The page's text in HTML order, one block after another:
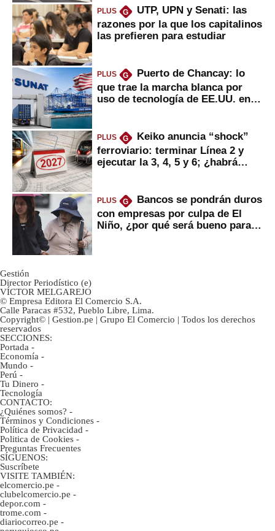
PLUS G
UTP, UPN y Senati: las
razones por la que los capitalinos
las prefieren para estudiar
PLUS G
Puerto de Chancay: lo
que trae la marcha blanca por
uso de tecnología de EE.UU. en
PLUS G
Keiko anuncia “shock”
ferroviario: terminar Línea 2 y
ejecutar la 3, 4, 5 y 6; ¿habrá
PLUS G
Bancos se pondrán duros
con empresas por culpa de El
Niño, ¿por qué será bueno para
Gestión
Director Periodístico (e)
VÍCTOR MELGAREJO
© Empresa Editora El Comercio S.A.
Calle Paracas #532, Pueblo Libre, Lima.
Copyright© | Gestion.pe | Grupo El Comercio | Todos los derechos
reservados
SECCIONES:
Portada -
Economía -
Mundo -
Perú -
Tu Dinero -
Tecnología
CONTACTO:
¿Quiénes somos? -
Términos y Condiciones -
Política de Privacidad -
Politica de Cookies -
Preguntas Frecuentes
SÍGUENOS:
Suscríbete
VISITE TAMBIÉN:
elcomercio.pe -
clubelcomercio.pe -
depor.com -
trome.com -
diariocorreo.pe -